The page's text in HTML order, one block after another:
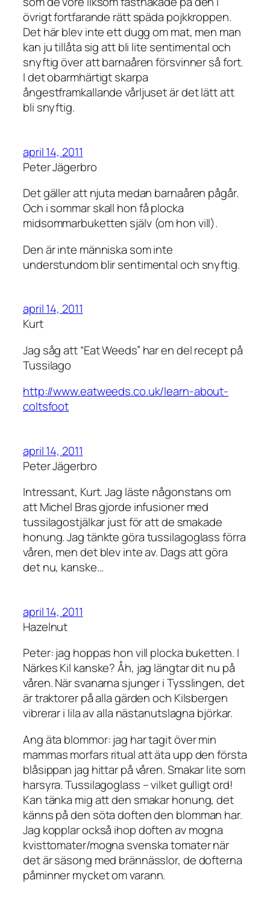
övrigt fortfarande rätt späda pojkkroppen.
Det här blev inte ett dugg om mat, men man
kan ju tillåta sig att bli lite sentimental och
snyftig över att barnaåren försvinner så fort.
I det obarmhärtigt skarpa
ångestframkallande vårljuset är det lätt att
bli snyftig.
april 14, 2011
Peter Jägerbro
Det gäller att njuta medan barnaåren pågår.
Och i sommar skall hon få plocka
midsommarbuketten själv (om hon vill).
Den är inte människa som inte
understundom blir sentimental och snyftig.
april 14, 2011
Kurt
Jag såg att “Eat Weeds” har en del recept på
Tussilago
http://www.eatweeds.co.uk/learn-about-
coltsfoot
april 14, 2011
Peter Jägerbro
Intressant, Kurt. Jag läste någonstans om
att Michel Bras gjorde infusioner med
tussilagostjälkar just för att de smakade
honung. Jag tänkte göra tussilagoglass förra
våren, men det blev inte av. Dags att göra
det nu, kanske…
april 14, 2011
Hazelnut
Peter: jag hoppas hon vill plocka buketten. I
Närkes Kil kanske? Åh, jag längtar dit nu på
våren. När svanarna sjunger i Tysslingen, det
är traktorer på alla gärden och Kilsbergen
vibrerar i lila av alla nästanutslagna björkar.
Ang äta blommor: jag har tagit över min
mammas morfars ritual att äta upp den första
blåsippan jag hittar på våren. Smakar lite som
harsyra. Tussilagoglass – vilket gulligt ord!
Kan tänka mig att den smakar honung, det
känns på den söta doften den blomman har.
Jag kopplar också ihop doften av mogna
kvisttomater/mogna svenska tomater när
det är säsong med brännässlor, de dofterna
påminner mycket om varann.